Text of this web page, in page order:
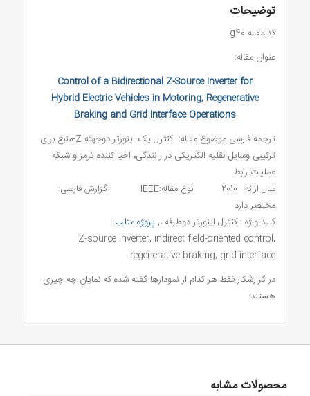
توضیحات
کد مقاله g40
عنوان مقاله:
Control of a Bidirectional Z-Source Inverter for
Hybrid Electric Vehicles in Motoring, Regenerative
Braking and Grid Interface Operations
ترجمه فارسی موضوع مقاله: کنترل یک اینورتر دوجهته Z-منبع برای
ترکیبی وسایل نقلیه الکتریکی در رانندگی، احیا کننده ترمز و شبکه
عملیات رابط
سال ارائه: 2010 نوع مقاله:IEEE گزارش فارسی:
مختصر دارد
کلید واژه : کنترل اینورتر دوطرفه ،, پروژه متلب
Z-source Inverter, indirect field-oriented control,
regenerative braking, grid interface
در گزارشکار فقط هر کدام از نمودارها گفته شده که نمایان چه چیزی
هستند
محصولات مشابه